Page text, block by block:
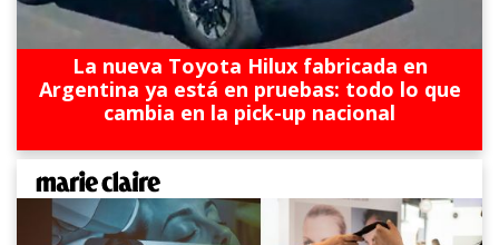
La nueva Toyota Hilux fabricada en
Argentina ya está en pruebas: todo lo que
cambia en la pick-up nacional